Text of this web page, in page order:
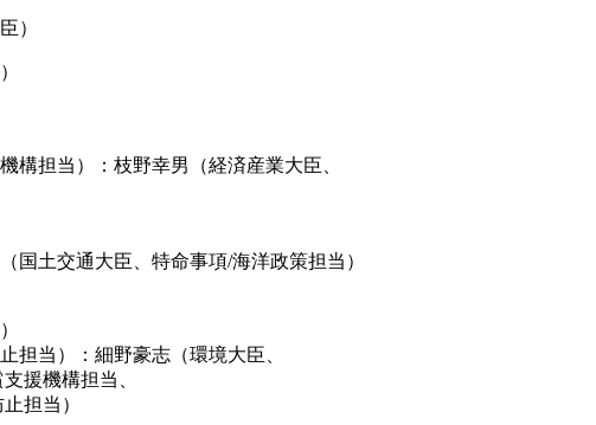
）
構担当）：枝野幸男（経済産業大臣、
国土交通大臣、特命事項/海洋政策担当）
担当）：細野豪志（環境大臣、
援機構担当、
担当）